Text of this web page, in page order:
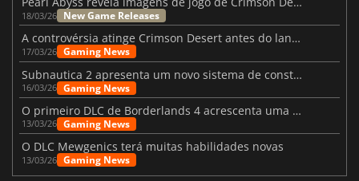
18/03/26 New Game Releases
A controvérsia atinge Crimson Desert antes do lançamento
17/03/26 Gaming News
Subnautica 2 apresenta um novo sistema de construção de bases
16/03/26 Gaming News
O primeiro DLC de Borderlands 4 acrescenta uma nova personagem e muito mais
13/03/26 Gaming News
O DLC Mewgenics terá muitas habilidades novas
13/03/26 Gaming News